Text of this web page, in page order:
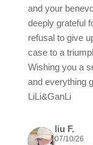
and your
deeply grateful
refusal to give
case to a
Wishing you a
and everything
LiLi&GanLi
liu F.
07/10/26